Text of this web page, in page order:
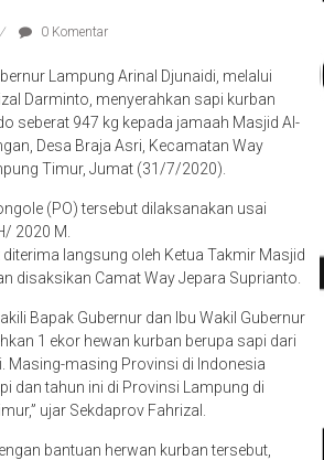
0 Komentar
Lampung Arinal Djunaidi, melalui
Darminto, menyerahkan sapi kurban
seberat 947 kg kepada jamaah Masjid Al-
Desa Braja Asri, Kecamatan Way
Timur, Jumat (31/7/2020).
(PO) tersebut dilaksanakan usai
2020 M.
langsung oleh Ketua Takmir Masjid
disaksikan Camat Way Jepara Suprianto.
Bapak Gubernur dan Ibu Wakil Gubernur
1 ekor hewan kurban berupa sapi dari
Masing-masing Provinsi di Indonesia
dan tahun ini di Provinsi Lampung di
ujar Sekdaprov Fahrizal.
bantuan herwan kurban tersebut,